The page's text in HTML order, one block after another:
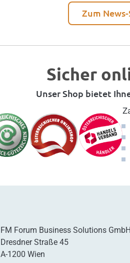
Zum
Sicher
Unser Shop bietet
FM Forum Business Solutions GmbH
Dresdner Straße 45
A-1200 Wien